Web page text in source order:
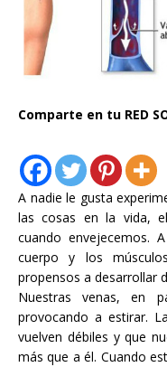
Comparte en tu RED
A nadie le gusta
las cosas en la vida,
cuando envejecemos.
cuerpo y los
propensos a desarrollar
Nuestras venas, en
provocando a estirar.
vuelven débiles y que
más que a él. Cuando